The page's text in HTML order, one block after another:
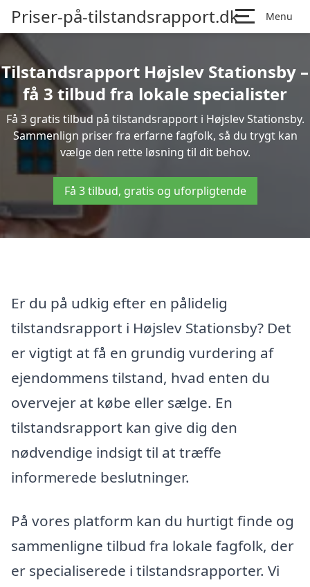
Priser-på-tilstandsrapport.dk Menu
Tilstandsrapport Højslev Stationsby –
få 3 tilbud fra lokale specialister
Få 3 gratis tilbud på tilstandsrapport i Højslev Stationsby.
Sammenlign priser fra erfarne fagfolk, så du trygt kan
vælge den rette løsning til dit behov.
Få 3 tilbud, gratis og uforpligtende
Er du på udkig efter en pålidelig
tilstandsrapport i Højslev Stationsby? Det
er vigtigt at få en grundig vurdering af
ejendommens tilstand, hvad enten du
overvejer at købe eller sælge. En
tilstandsrapport kan give dig den
nødvendige indsigt til at træffe
informerede beslutninger.
På vores platform kan du hurtigt finde og
sammenligne tilbud fra lokale fagfolk, der
er specialiserede i tilstandsrapporter. Vi